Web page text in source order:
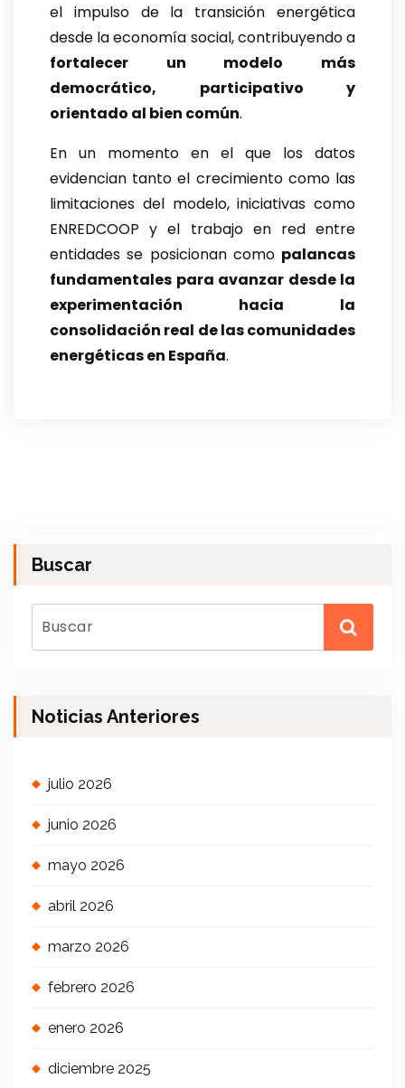
el impulso de la transición energética
desde la economía social, contribuyendo a
fortalecer un modelo más
democrático, participativo y
orientado al bien común.
En un momento en el que los datos
evidencian tanto el crecimiento como las
limitaciones del modelo, iniciativas como
ENREDCOOP y el trabajo en red entre
entidades se posicionan como palancas
fundamentales para avanzar desde la
experimentación hacia la
consolidación real de las comunidades
energéticas en España.
Buscar
Noticias Anteriores
julio 2026
junio 2026
mayo 2026
abril 2026
marzo 2026
febrero 2026
enero 2026
diciembre 2025